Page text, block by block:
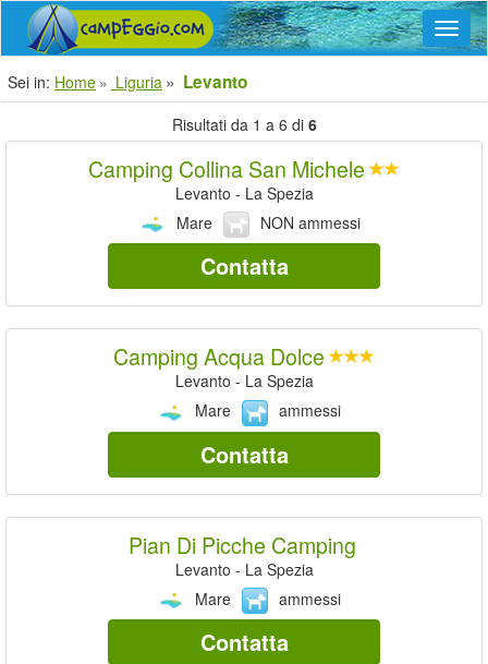
Sei in: Home Liguria Levanto
Risultati da 1 a 6 di 6
Camping Collina San Michele
Levanto - La Spezia
Mare
NON ammessi
Contatta
Camping Acqua Dolce
Levanto - La Spezia
Mare
ammessi
Contatta
Pian Di Picche Camping
Levanto - La Spezia
Mare
ammessi
Contatta